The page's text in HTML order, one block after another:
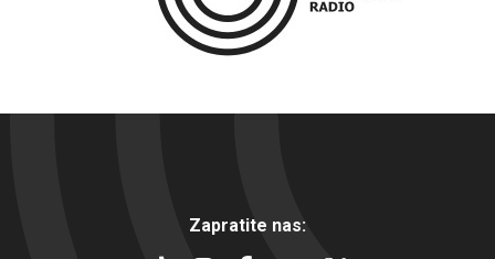
Zapratite nas: